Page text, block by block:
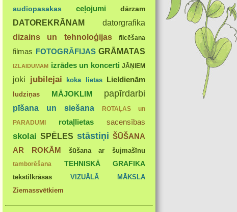
audiopasakas
ceļojumi dārzam
DATOREKRĀNAM
datorgrafika
dizains un tehnoloģijas
filcēšana
filmas FOTOGRĀFIJAS GRĀMATAS
IZLAIDUMAM izrādes un koncerti JĀŅIEM
joki jubilejai koka lietas Lieldienām
ludziņas MĀJOKLIM papīrdarbi
pīšana un siešana
ROTAĻAS un
PARADUMI
rotaļlietas sacensības
skolai SPĒLES stāstiņi ŠŪŠANA
AR ROKĀM
šūšana ar šujmašīnu
tamborēšana
TEHNISKĀ GRAFIKA
tekstilkrāsas
VIZUĀLĀ MĀKSLA
Ziemassvētkiem